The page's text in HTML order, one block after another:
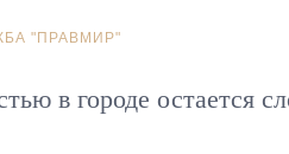
"ПРАВМИР"
в городе остается